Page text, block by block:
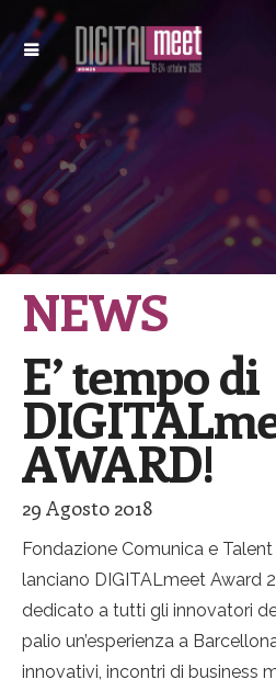
NEWS
E’ tempo di
AWARD!
29 Agosto 2018
Fondazione Comunica e
lanciano DIGITALmeet Award
dedicato a tutti gli innovatori
palio un’esperienza a
innovativi, incontri di business